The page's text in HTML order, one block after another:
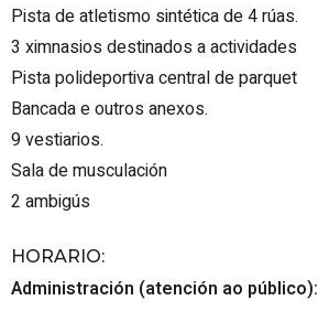
Pista de atletismo sintética de 4 rúas.
3 ximnasios destinados a actividades
Pista polideportiva central de parquet
Bancada e outros anexos.
9 vestiarios.
Sala de musculación
2 ambigús
HORARIO:
Administración (atención ao público):